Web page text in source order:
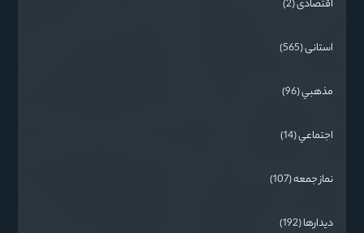
اقتصادی (2)
استانی (565)
مذهبي (96)
اجتماعي (14)
نماز جمعه (107)
دیدارها (192)